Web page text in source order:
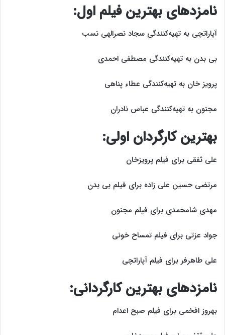
نامزد‌های بهترین فیلم اول:
آپاراتچی به تهیه‌کنندگی سجاد نصرالهی نسب
بی بدن به تهیه‌کنندگی مصطفی احمدی
پرویز خان به تهیه‌کنندگی عطاء پناهی
مجنون به تهیه‌کنندگی عباس نادران
بهترین کارگردان اولی:
علی ثفقی برای فیلم پرویزخان
مرتضی حسین علی زاده برای فیلم بی بدن
مهدی شامحمدی برای فیلم مجنون
جواد عزتی برای فیلم تمساح خونی
علی طاهرفر برای فیلم آپاراتچی
نامزد‌های بهترین کارگردانی:
بهروز افخمی برای فیلم صبح اعدام